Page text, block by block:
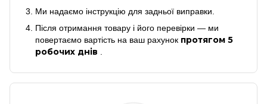
Ми надаємо інструкцію для задньої виправки.
Після отримання товару і його перевірки — ми
повертаємо вартість на ваш рахунок протягом 5
робочих днів